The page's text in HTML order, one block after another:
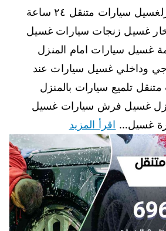
غسيل سيارات بالمنزلغسيل سيارات متنقل ٢٤ ساعة
غسيل زنجات سيارات غسيل
غسيل سيارات امام المنزل
وداخلي غسيل سيارات عند
تلميع سيارات بالمنزل
غسيل فرش سيارات غسيل
غسيل… اقرأ المزيد